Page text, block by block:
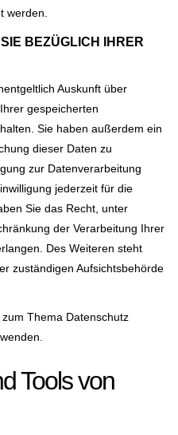
werden.
BEZÜGLICH IHRER
Auskunft über
gespeicherten
Sie haben außerdem ein
dieser Daten zu
zur Datenverarbeitung
jederzeit für die
Sie das Recht, unter
der Verarbeitung Ihrer
Des Weiteren steht
zuständigen Aufsichtsbehörde
Thema Datenschutz
Tools von